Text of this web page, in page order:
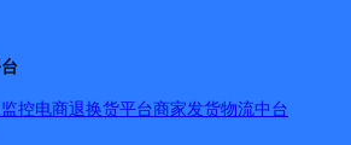
控电商退换货平台商家发货物流中台
德邦快递(22) 极兔速递(9) 申通快递(3)